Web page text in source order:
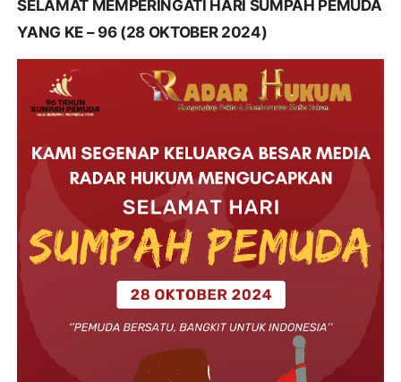
SELAMAT MEMPERINGATI HARI SUMPAH PEMUDA
YANG KE – 96 (28 OKTOBER 2024)